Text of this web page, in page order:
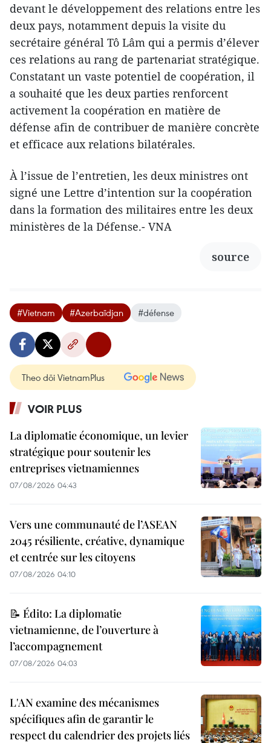
devant le développement des relations entre les
deux pays, notamment depuis la visite du
secrétaire général Tô Lâm qui a permis d’élever
ces relations au rang de partenariat stratégique.
Constatant un vaste potentiel de coopération, il
a souhaité que les deux parties renforcent
activement la coopération en matière de
défense afin de contribuer de manière concrète
et efficace aux relations bilatérales.
À l’issue de l’entretien, les deux ministres ont
signé une Lettre d’intention sur la coopération
dans la formation des militaires entre les deux
ministères de la Défense.- VNA
source
#Vietnam #Azerbaïdjan #défense
Theo dõi VietnamPlus
VOIR PLUS
La diplomatie économique, un levier
stratégique pour soutenir les
entreprises vietnamiennes
07/08/2026 04:43
Vers une communauté de l’ASEAN
2045 résiliente, créative, dynamique
et centrée sur les citoyens
07/08/2026 04:10
📝 Édito: La diplomatie
vietnamienne, de l’ouverture à
l’accompagnement
07/08/2026 04:03
L'AN examine des mécanismes
spécifiques afin de garantir le
respect du calendrier des projets liés